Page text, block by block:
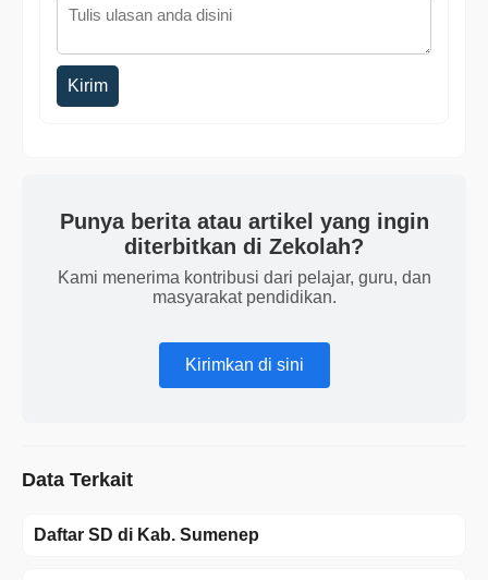
Kirim
Punya berita atau artikel yang ingin
diterbitkan di Zekolah?
Kami menerima kontribusi dari pelajar, guru, dan
masyarakat pendidikan.
Kirimkan di sini
Data Terkait
Daftar SD di Kab. Sumenep